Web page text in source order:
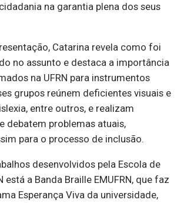
na garantia plena dos seus
Catarina revela como foi
no assunto e destaca a importância
na UFRN para instrumentos
grupos reúnem deficientes visuais e
entre outros, e realizam
debatem problemas atuais,
para o processo de inclusão.
desenvolvidos pela Escola de
está a Banda Braille EMUFRN, que faz
Esperança Viva da universidade,